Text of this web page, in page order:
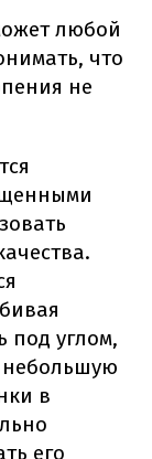
любой
что
не
под углом,
небольшую
в
его